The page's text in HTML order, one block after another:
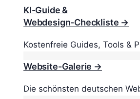
KI-Guide &
Webdesign-Checkliste →
Kostenfreie Guides, Tools &
Website-Galerie →
Die schönsten deutschen